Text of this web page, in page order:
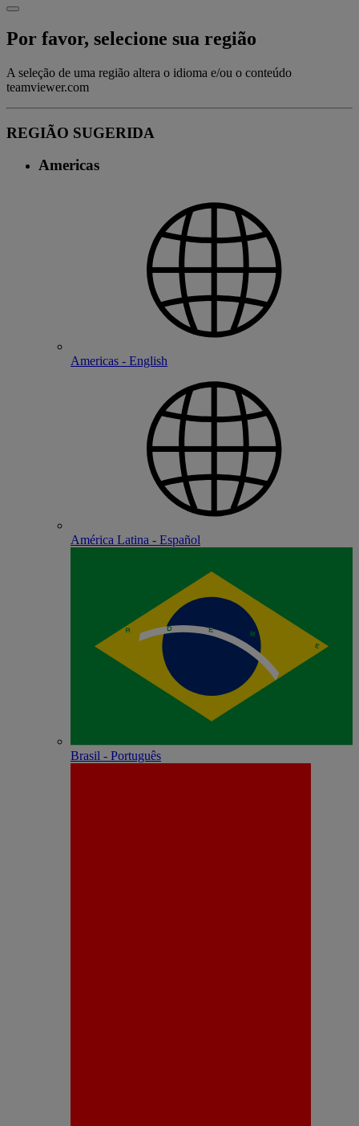
Por favor, selecione sua região
A seleção de uma região altera o idioma e/ou o conteúdo
teamviewer.com
REGIÃO SUGERIDA
Americas
Americas - English
América Latina - Español
Brasil - Português